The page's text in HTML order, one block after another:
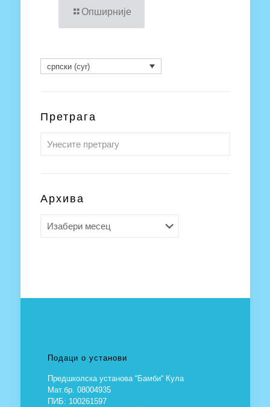
Опширније
српски (cyr)
Претрага
Архива
Подаци о установи
Предшколска установа “Бамби“ Кула
Мат.бр. 08004935
ПИБ: 100261597